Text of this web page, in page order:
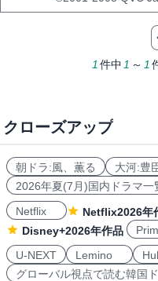
1 件中 1 ～ 1
クローズアップ
朝ドラ:風、薫る 大河:豊
2026年夏(7月)国内ドラマ一
Netflix
Netflix2026年
Disney+2026年作品
U-NEXT
Lemino
グローバル視点で読む韓国